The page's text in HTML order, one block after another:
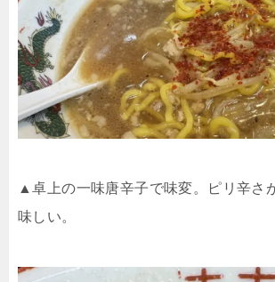
▲卓上の一味唐辛子で味変。ピリ辛さ
味しい。